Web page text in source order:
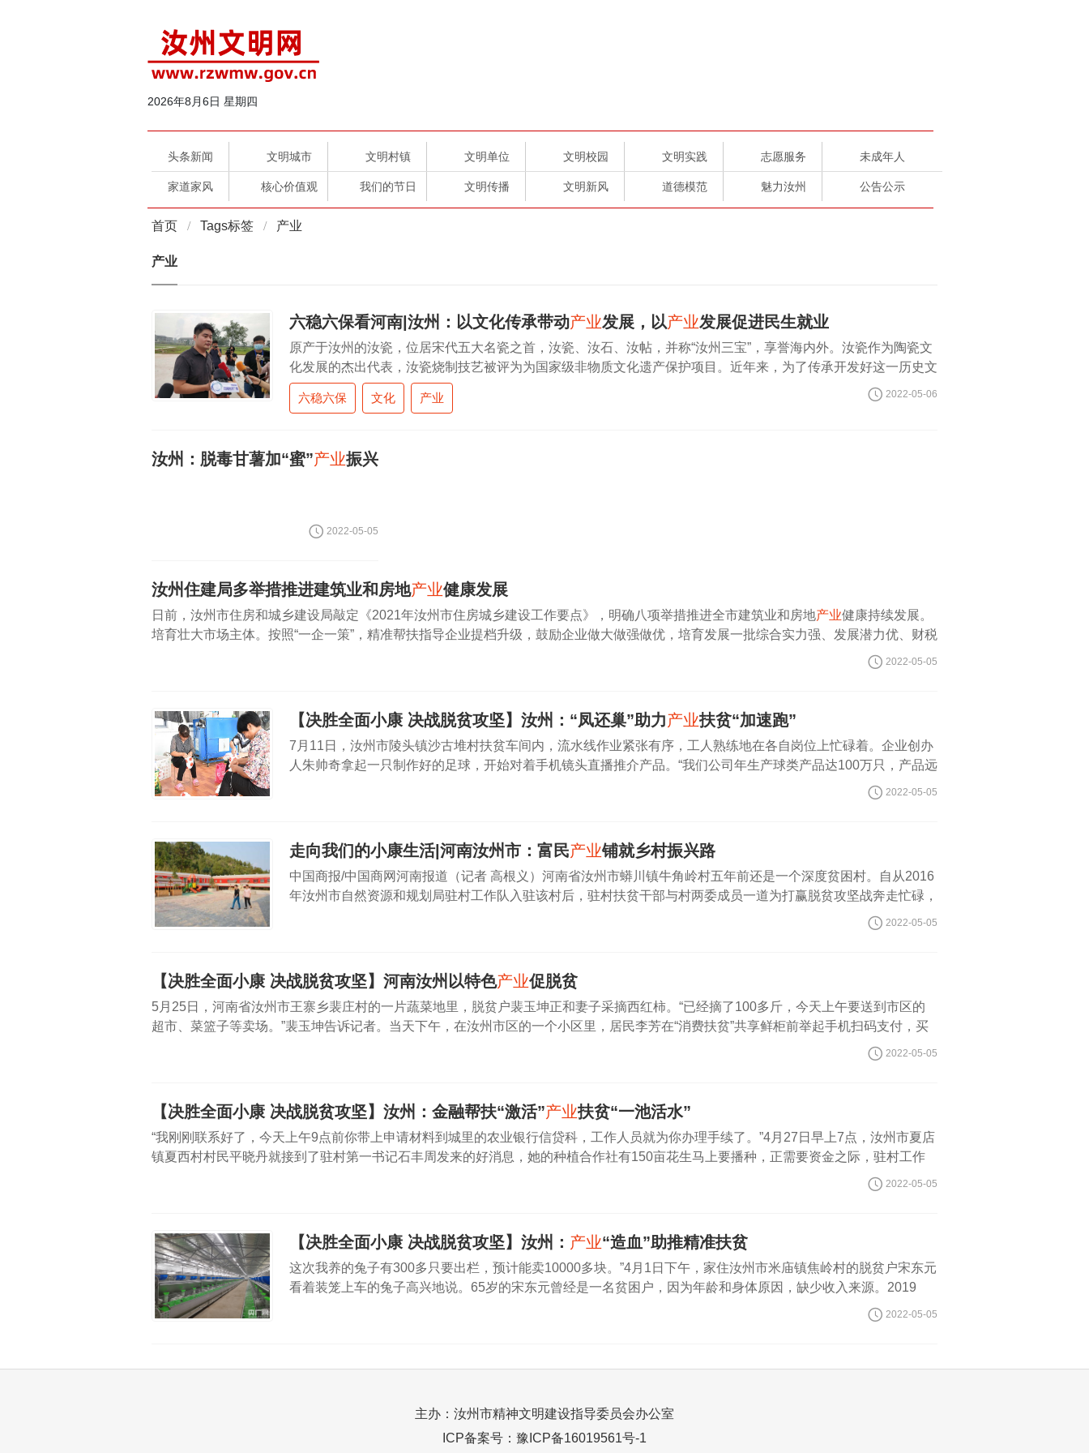
2026年8月6日 星期四
头条新闻 文明城市 文明村镇 文明单位 文明校园 文明实践 志愿服务 未成年人
家道家风 核心价值观 我们的节日 文明传播 文明新风 道德模范 魅力汝州 公告公示
首页 Tags标签 产业
产业
六稳六保看河南|汝州：以文化传承带动产业发展，以产业发展促进民生就业
原产于汝州的汝瓷，位居宋代五大名瓷之首，汝瓷、汝石、汝帖，并称“汝州三宝”，享誉海内外。汝瓷作为陶瓷文
化发展的杰出代表，汝瓷烧制技艺被评为为国家级非物质文化遗产保护项目。近年来，为了传承开发好这一历史文
化品牌，汝州市委、市政府着力推动汝瓷文化
发展和电子商务结合起来，把汝瓷艺术的发展
与传统工艺与现代科技结合起来，积极改变
六稳六保 文化 产业 2022-05-06
汝州：脱毒甘薯加“蜜”产业振兴
2022-05-05
汝州住建局多举措推进建筑业和房地产业健康发展
日前，汝州市住房和城乡建设局敲定《2021年汝州市住房城乡建设工作要点》，明确八项举措推进全市建筑业和房地产业健康持续发展。
培育壮大市场主体。按照“一企一策”，精准帮扶指导企业提档升级，鼓励企业做大做强做优，培育发展一批综合实力强、发展潜力优、财税
2022-05-05
【决胜全面小康 决战脱贫攻坚】汝州：“凤还巢”助力产业扶贫“加速跑”
7月11日，汝州市陵头镇沙古堆村扶贫车间内，流水线作业紧张有序，工人熟练地在各自岗位上忙碌着。企业创办
人朱帅奇拿起一只制作好的足球，开始对着手机镜头直播推介产品。“我们公司年生产球类产品达100万只，产品远
销非洲、欧美、中东等地。”朱帅奇介绍，随着疫情出现转机，最近国外的订单开始多起来，一个订单就是好几万
2022-05-05
走向我们的小康生活|河南汝州市：富民产业铺就乡村振兴路
中国商报/中国商网河南报道（记者 高根义）河南省汝州市蟒川镇牛角岭村五年前还是一个深度贫困村。自从2016
年汝州市自然资源和规划局驻村工作队入驻该村后，驻村扶贫干部与村两委成员一道为打赢脱贫攻坚战奔走忙碌，
逐渐将牛角岭打造成了深山里的精准扶贫样板。要想富，先修路山高路远、交通闭塞、干旱缺水——这是工作队刚
2022-05-05
【决胜全面小康 决战脱贫攻坚】河南汝州以特色产业促脱贫
5月25日，河南省汝州市王寨乡裴庄村的一片蔬菜地里，脱贫户裴玉坤正和妻子采摘西红柿。“已经摘了100多斤，今天上午要送到市区的
超市、菜篮子等卖场。”裴玉坤告诉记者。当天下午，在汝州市区的一个小区里，居民李芳在“消费扶贫”共享鲜柜前举起手机扫码支付，买
2022-05-05
【决胜全面小康 决战脱贫攻坚】汝州：金融帮扶“激活”产业扶贫“一池活水”
“我刚刚联系好了，今天上午9点前你带上申请材料到城里的农业银行信贷科，工作人员就为你办理手续了。”4月27日早上7点，汝州市夏店
镇夏西村村民平晓丹就接到了驻村第一书记石丰周发来的好消息，她的种植合作社有150亩花生马上要播种，正需要资金之际，驻村工作
2022-05-05
【决胜全面小康 决战脱贫攻坚】汝州： 产业“造血”助推精准扶贫
这次我养的兔子有300多只要出栏，预计能卖10000多块。”4月1日下午，家住汝州市米庙镇焦岭村的脱贫户宋东元
看着装笼上车的兔子高兴地说。65岁的宋东元曾经是一名贫困户，因为年龄和身体原因，缺少收入来源。2019
年，米庙镇发动贫困户养殖肉兔，独居在家的宋东元开始与兔子打起了交道。“每户贫困户只需投入400元购买兔
2022-05-05
主办：汝州市精神文明建设指导委员会办公室
ICP备案号： 豫ICP备16019561号-1